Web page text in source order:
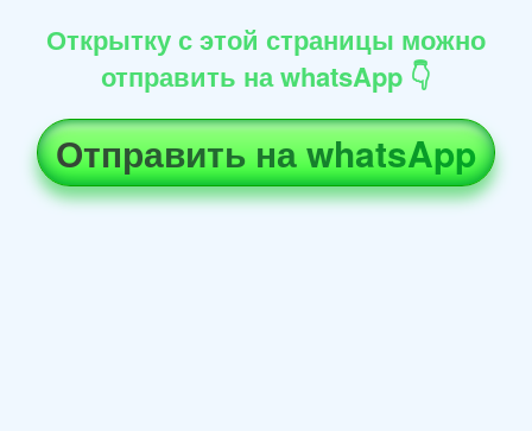
Открытку с этой страницы можно
отправить на whatsApp 👇
Отправить на whatsApp